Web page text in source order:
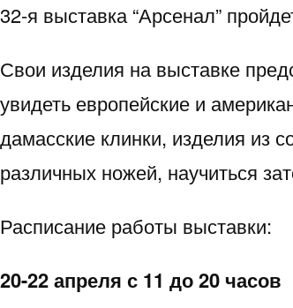
32-я выставка “Арсенал”
Свои изделия на выставке
увидеть европейские и
дамасские клинки, изделия из
различных ножей, научиться
Расписание работы выставки:
20-22 апреля с 11 до 20 часов